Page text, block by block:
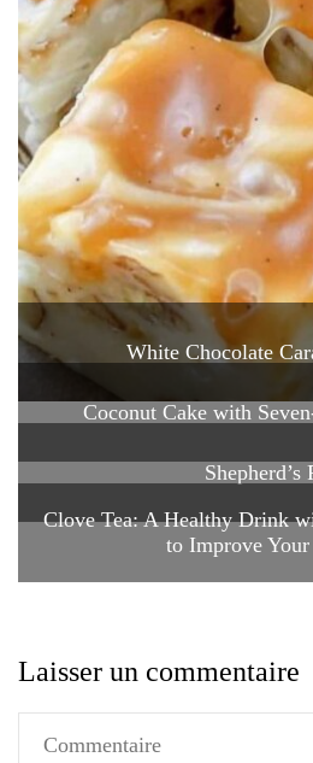
White Chocolate
Coconut Cake with
Shepherd’s
Clove Tea: A Healthy Drink
to Improve
Laisser un commentaire